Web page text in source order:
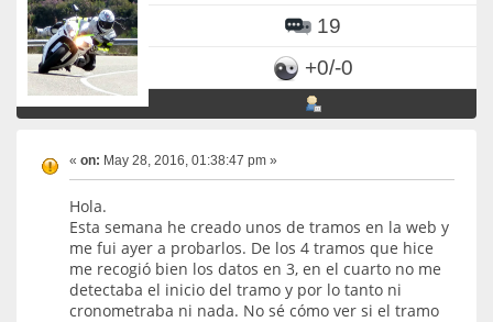
19
+0/-0
« on: May 28, 2016, 01:38:47 pm »
Hola.
Esta semana he creado unos de tramos en la web y
me fui ayer a probarlos. De los 4 tramos que hice
me recogió bien los datos en 3, en el cuarto no me
detectaba el inicio del tramo y por lo tanto ni
cronometraba ni nada. No sé cómo ver si el tramo